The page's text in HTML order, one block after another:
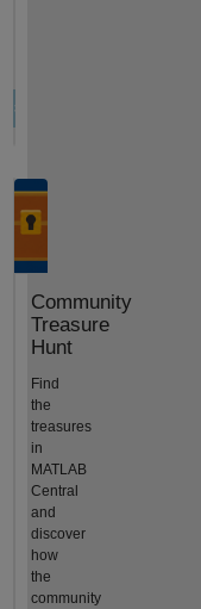
Community
Treasure
Hunt
Find
the
treasures
in
MATLAB
Central
and
discover
how
the
community